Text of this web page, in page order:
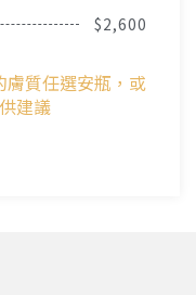
$2,600
膚質任選安瓶，或
建議